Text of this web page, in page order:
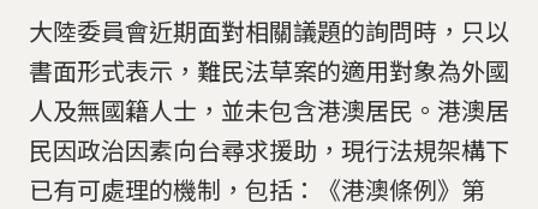
大陸委員會近期面對相關議題的詢問時，只以
書面形式表示，難民法草案的適用對象為外國
人及無國籍人士，並未包含港澳居民。港澳居
民因政治因素向台尋求援助，現行法規架構下
已有可處理的機制，包括：《港澳條例》第